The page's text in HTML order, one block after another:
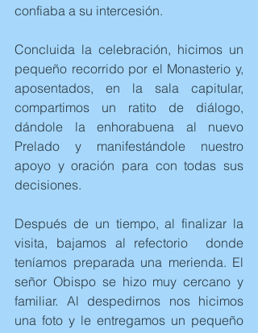
confiaba a su intercesión.
Concluida la celebración, hicimos un
pequeño recorrido por el Monasterio y,
aposentados, en la sala capitular,
compartimos un ratito de diálogo,
dándole la enhorabuena al nuevo
Prelado y manifestándole nuestro
apoyo y oración para con todas sus
decisiones.
Después de un tiempo, al finalizar la
visita, bajamos al refectorio  donde
teníamos preparada una merienda. El
señor Obispo se hizo muy cercano y
familiar. Al despedirnos nos hicimos
una foto y le entregamos un pequeño